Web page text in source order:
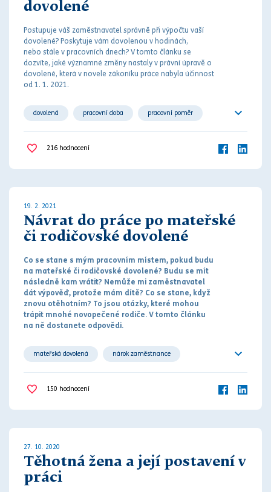
dovolené
Postupuje váš zaměstnavatel správně při výpočtu vaší
dovolené? Poskytuje vám dovolenou v hodinách,
nebo stále v pracovních dnech? V tomto článku se
dozvíte, jaké významné změny nastaly v právní úpravě o
dovolené, která v novele zákoníku práce nabyla účinnost
od 1. 1. 2021.
dovolená pracovní doba pracovní poměr
zaměstnanec
zaměstnavatel
216 hodnocení
19. 2. 2021
Návrat do práce po mateřské
či rodičovské dovolené
Co se stane s mým pracovním místem, pokud budu
na mateřské či rodičovské dovolené? Budu se mít
následně kam vrátit? Nemůže mi zaměstnavatel
dát výpověď, protože mám dítě? Co se stane, když
znovu otěhotním? To jsou otázky, které mohou
trápit mnohé novopečené rodiče. V tomto článku
na ně dostanete odpovědi.
mateřská dovolená nárok zaměstnance
pracovní poměr pracovní právo
rodičovská dovolená
150 hodnocení
27. 10. 2020
Těhotná žena a její postavení v
práci